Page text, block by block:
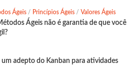
Ágeis / Princípios Ágeis / Valores Ágeis
Ágeis não é garantia de que você
um adepto do Kanban para atividades